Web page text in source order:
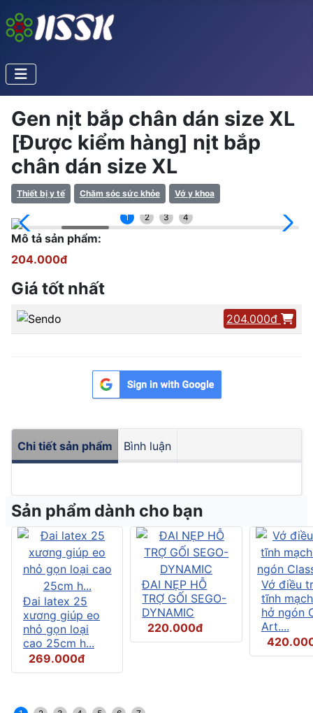
Gen nịt bắp chân dán size XL
[Được kiểm hàng] nịt bắp
chân dán size XL
Thiết bị y tế Chăm sóc sức khỏe Vớ y khoa
1 2 3 4
Mô tả sản phẩm:
204.000đ
Giá tốt nhất
204.000đ
Chi tiết sản phẩm Bình luận
Sản phẩm dành cho bạn
Đai latex 25
xương giúp eo
nhỏ gọn loại
cao 25cm h...
269.000đ
ĐAI NẸP HỖ
TRỢ GỐI SEGO-
DYNAMIC
220.000đ
Vớ điều
tĩnh
hở ngón
Art....